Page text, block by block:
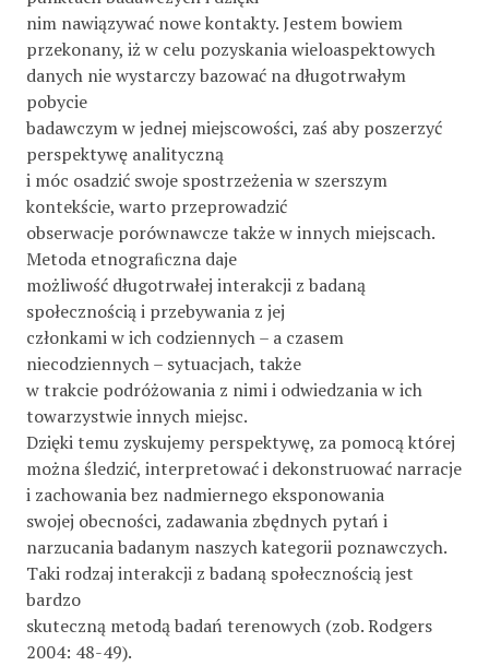
nim nawiązywać nowe kontakty. Jestem bowiem
przekonany, iż w celu pozyskania wieloaspektowych
danych nie wystarczy bazować na długotrwałym
pobycie
badawczym w jednej miejscowości, zaś aby poszerzyć
perspektywę analityczną
i móc osadzić swoje spostrzeżenia w szerszym
kontekście, warto przeprowadzić
obserwacje porównawcze także w innych miejscach.
Metoda etnograﬁczna daje
możliwość długotrwałej interakcji z badaną
społecznością i przebywania z jej
członkami w ich codziennych – a czasem
niecodziennych – sytuacjach, także
w trakcie podróżowania z nimi i odwiedzania w ich
towarzystwie innych miejsc.
Dzięki temu zyskujemy perspektywę, za pomocą której
można śledzić, interpretować i dekonstruować narracje
i zachowania bez nadmiernego eksponowania
swojej obecności, zadawania zbędnych pytań i
narzucania badanym naszych kategorii poznawczych.
Taki rodzaj interakcji z badaną społecznością jest
bardzo
skuteczną metodą badań terenowych (zob. Rodgers
2004: 48-49).